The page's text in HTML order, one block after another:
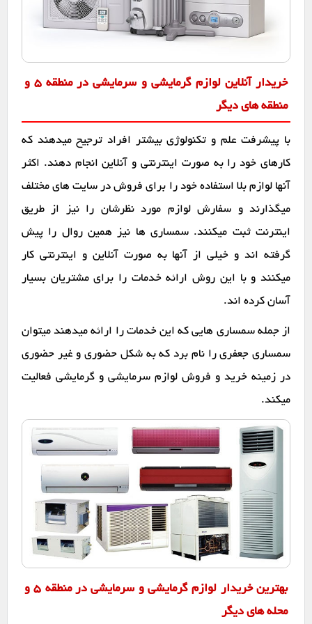
خریدار آنلاین لوازم گرمایشی و سرمایشی در منطقه 5 و
منطقه های دیگر
با پیشرفت علم و تکنولوژی بیشتر افراد ترجیح میدهند که
کارهای خود را به صورت اینترنتی و آنلاین انجام دهند. اکثر
آنها لوازم بلا استفاده خود را برای فروش در سایت های مختلف
میگذارند و سفارش لوازم مورد نظرشان را نیز از طریق
اینترنت ثبت میکنند. سمساری ها نیز همین روال را پیش
گرفته اند و خیلی از آنها به صورت آنلاین و اینترنتی کار
میکنند و با این روش ارائه خدمات را برای مشتریان بسیار
آسان کرده اند.
از جمله سمساری هایی که این خدمات را ارائه میدهند میتوان
سمساری جعفری را نام برد که به شکل حضوری و غیر حضوری
در زمینه خرید و فروش لوازم سرمایشی و گرمایشی فعالیت
میکند.
بهترین خریدار لوازم گرمایشی و سرمایشی در منطقه 5 و
محله های دیگر